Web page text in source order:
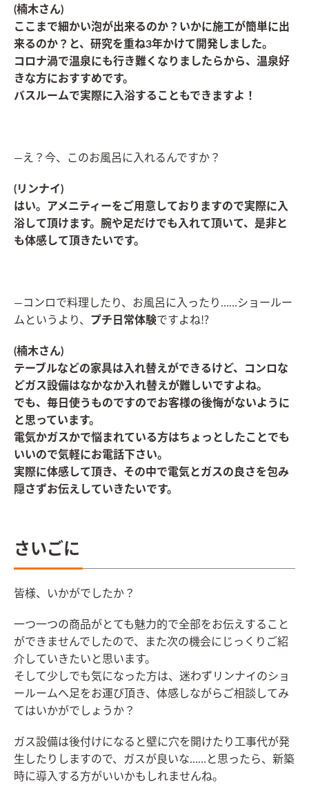
(楠木さん)
ここまで細かい泡が出来るのか？いかに施工が簡単に出
来るのか？と、研究を重ね3年かけて開発しました。
コロナ渦で温泉にも行き難くなりましたらから、温泉好
きな方におすすめです。
バスルームで実際に入浴することもできますよ！
―え？今、このお風呂に入れるんですか？
(リンナイ)
はい。アメニティーをご用意しておりますので実際に入
浴して頂けます。腕や足だけでも入れて頂いて、是非と
も体感して頂きたいです。
―コンロで料理したり、お風呂に入ったり……ショールー
ムというより、 プチ日常体験ですよね⁉
(楠木さん)
テーブルなどの家具は入れ替えができるけど、コンロな
どガス設備はなかなか入れ替えが難しいですよね。
でも、毎日使うものですのでお客様の後悔がないように
と思っています。
電気かガスかで悩まれている方はちょっとしたことでも
いいので気軽にお電話下さい。
実際に体感して頂き、その中で電気とガスの良さを包み
隠さずお伝えしていきたいです。
さいごに
皆様、いかがでしたか？
一つ一つの商品がとても魅力的で全部をお伝えすること
ができませんでしたので、また次の機会にじっくりご紹
介していきたいと思います。
そして少しでも気になった方は、迷わずリンナイのショ
ールームへ足をお運び頂き、体感しながらご相談してみ
てはいかがでしょうか？
ガス設備は後付けになると壁に穴を開けたり工事代が発
生したりしますので、ガスが良いな……と思ったら、新築
時に導入する方がいいかもしれませんね。